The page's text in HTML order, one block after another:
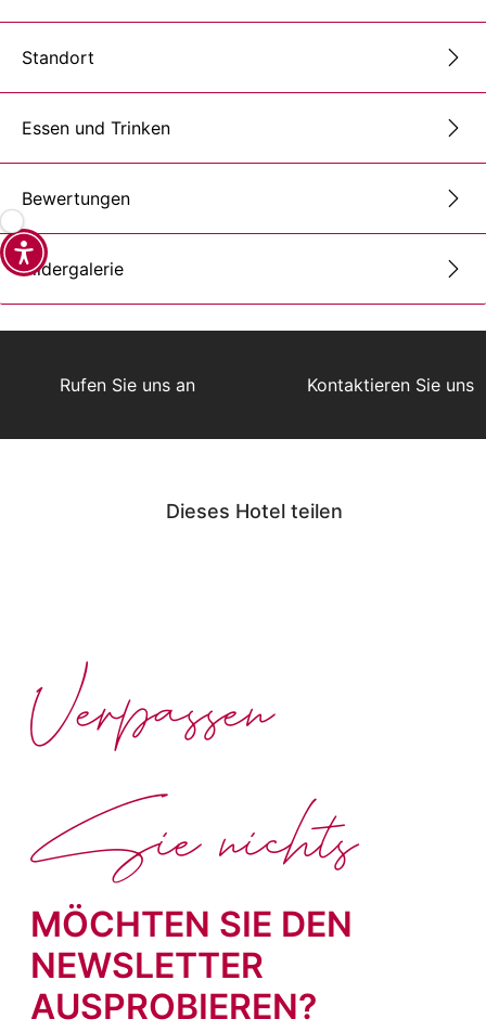
Standort
Essen und Trinken
Bewertungen
Bildergalerie
Rufen Sie uns an Kontaktieren Sie uns
Dieses Hotel teilen
MÖCHTEN SIE DEN
NEWSLETTER
AUSPROBIEREN?
Verpassen
Sie nichts